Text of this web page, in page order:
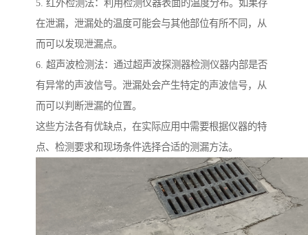
5. 红外检测法：利用检测仪器表面的温度分布。如果存
在泄漏，泄漏处的温度可能会与其他部位有所不同，从
而可以发现泄漏点。
6. 超声波检测法：通过超声波探测器检测仪器内部是否
有异常的声波信号。泄漏处会产生特定的声波信号，从
而可以判断泄漏的位置。
这些方法各有优缺点，在实际应用中需要根据仪器的特
点、检测要求和现场条件选择合适的测漏方法。